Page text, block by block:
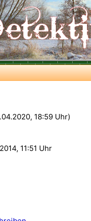
18:59 Uhr)
11:51 Uhr